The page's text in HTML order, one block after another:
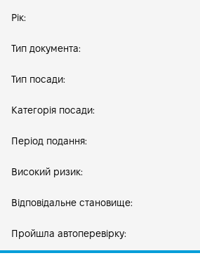
Рік:
Тип документа:
Тип посади:
Категорія посади:
Період подання:
Високий ризик:
Відповідальне становище:
Пройшла автоперевірку: